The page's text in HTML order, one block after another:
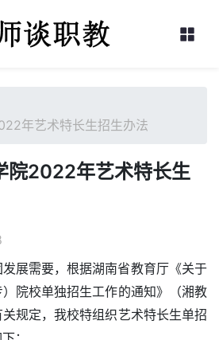
年艺术特长生招生办法
院2022年艺术特长生
发展需要，根据湖南省教育厅《关于
）院校单独招生工作的通知》（湘教
关规定，我校特组织艺术特长生单招